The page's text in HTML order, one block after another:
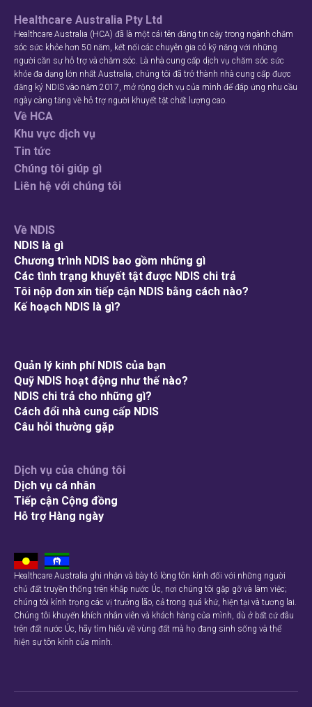
Healthcare Australia Pty Ltd
Healthcare Australia (HCA) đã là một cái tên đáng tin cậy trong ngành chăm
sóc sức khỏe hơn 50 năm, kết nối các chuyên gia có kỹ năng với những
người cần sự hỗ trợ và chăm sóc. Là nhà cung cấp dịch vụ chăm sóc sức
khỏe đa dạng lớn nhất Australia, chúng tôi đã trở thành nhà cung cấp được
đăng ký NDIS vào năm 2017, mở rộng dịch vụ của mình để đáp ứng nhu cầu
ngày càng tăng về hỗ trợ người khuyết tật chất lượng cao.
Về HCA
Khu vực dịch vụ
Tin tức
Chúng tôi giúp gì
Liên hệ với chúng tôi
Về NDIS
NDIS là gì
Chương trình NDIS bao gồm những gì
Các tình trạng khuyết tật được NDIS chi trả
Tôi nộp đơn xin tiếp cận NDIS bằng cách nào?
Kế hoạch NDIS là gì?
Quản lý kinh phí NDIS của bạn
Quỹ NDIS hoạt động như thế nào?
NDIS chi trả cho những gì?
Cách đổi nhà cung cấp NDIS
Câu hỏi thường gặp
Dịch vụ của chúng tôi
Dịch vụ cá nhân
Tiếp cận Cộng đồng
Hỗ trợ Hàng ngày
Healthcare Australia ghi nhận và bày tỏ lòng tôn kính đối với những người
chủ đất truyền thống trên khắp nước Úc, nơi chúng tôi gặp gỡ và làm việc;
chúng tôi kính trọng các vị trưởng lão, cả trong quá khứ, hiện tại và tương lai.
Chúng tôi khuyến khích nhân viên và khách hàng của mình, dù ở bất cứ đâu
trên đất nước Úc, hãy tìm hiểu về vùng đất mà họ đang sinh sống và thể
hiện sự tôn kính của mình.